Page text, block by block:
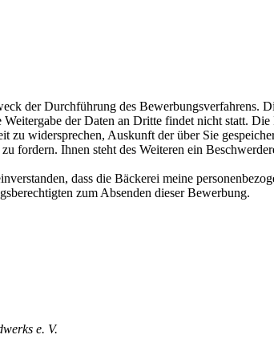
der Durchführung des
der Daten an Dritte findet nicht statt.
zu widersprechen, Auskunft der über Sie
fordern. Ihnen steht des Weiteren ein
dass die Bäckerei meine
zum Absenden dieser Bewerbung.
e. V.